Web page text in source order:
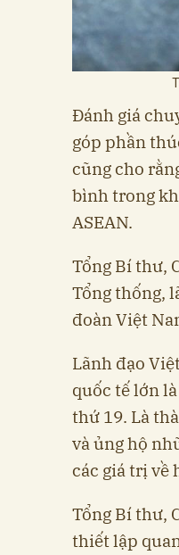
Đánh giá
góp phần
cũng cho
bình trong
ASEAN.
Tổng Bí thư,
Tổng thống,
đoàn Việt
Lãnh đạo
quốc tế lớn
thứ 19. Là
và ủng hộ
các giá trị về
Tổng Bí thư,
thiết lập